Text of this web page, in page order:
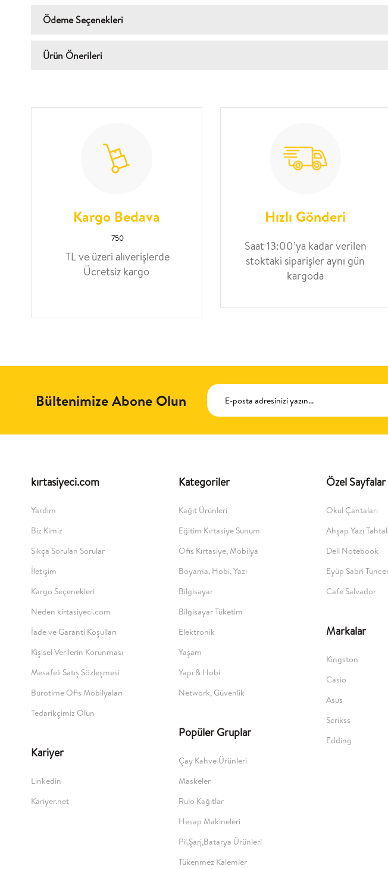
Ödeme Seçenekleri
Ürün Önerileri
Kargo Bedava
750
TL ve üzeri alıverişlerde
Ücretsiz kargo
Hızlı Gönderi
Saat 13:00’ya kadar verilen
stoktaki siparişler aynı gün
kargoda
Bültenimize Abone Olun
kırtasiyeci.com
Yardım
Biz Kimiz
Sıkça Sorulan Sorular
İletişim
Kargo Seçenekleri
Neden kirtasiyeci.com
İade ve Garanti Koşulları
Kişisel Verilerin Korunması
Mesafeli Satış Sözleşmesi
Burotime Ofis Mobilyaları
Tedarikçimiz Olun
Kariyer
Linkedin
Kariyer.net
Kategoriler
Kağıt Ürünleri
Eğitim Kırtasiye Sunum
Ofis Kırtasiye, Mobilya
Boyama, Hobi, Yazı
Bilgisayar
Bilgisayar Tüketim
Elektronik
Yaşam
Yapı & Hobi
Network, Güvenlik
Popüler Gruplar
Çay Kahve Ürünleri
Maskeler
Rulo Kağıtlar
Hesap Makineleri
Pil,Şarj,Batarya Ürünleri
Tükenmez Kalemler
Özel Sayfalar
Okul Çantaları
Ahşap Yazı
Dell Notebook
Eyüp Sabri
Cafe Salvador
Markalar
Kingston
Casio
Asus
Scrikss
Edding